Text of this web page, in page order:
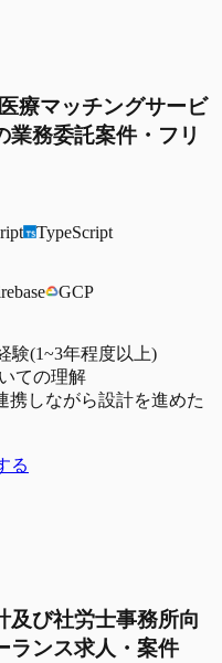
療マッチングサービ
業務委託案件・フリ
TypeScript
GCP
験(1~3年程度以上)
ての理解
携しながら設計を進めた
る
及び社労士事務所向
ランス求人・案件